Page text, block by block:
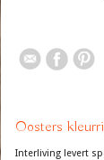
Oosters
Interliving levert